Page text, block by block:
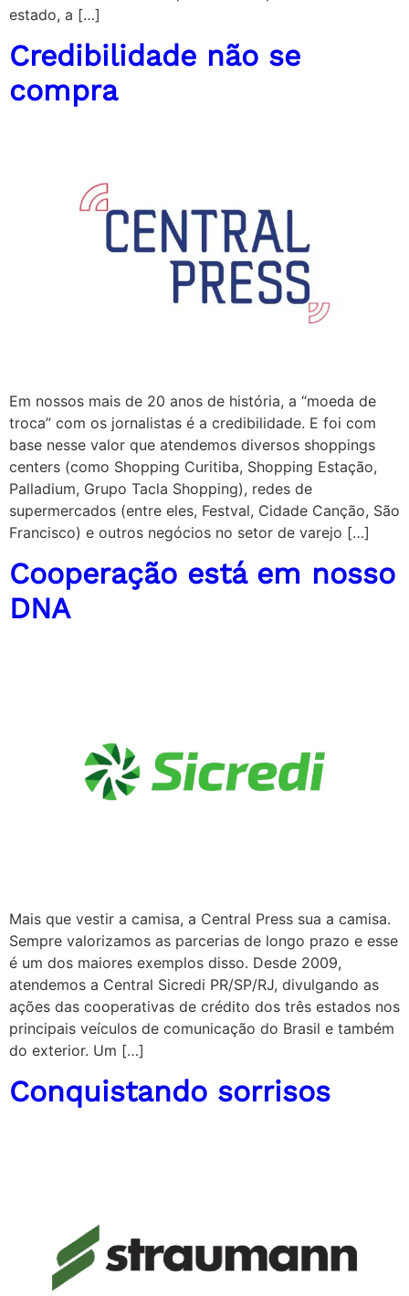
estado, a […]
Credibilidade não se
compra
Em nossos mais de 20 anos de história, a “moeda de
troca” com os jornalistas é a credibilidade. E foi com
base nesse valor que atendemos diversos shoppings
centers (como Shopping Curitiba, Shopping Estação,
Palladium, Grupo Tacla Shopping), redes de
supermercados (entre eles, Festval, Cidade Canção, São
Francisco) e outros negócios no setor de varejo […]
Cooperação está em nosso
DNA
Mais que vestir a camisa, a Central Press sua a camisa.
Sempre valorizamos as parcerias de longo prazo e esse
é um dos maiores exemplos disso. Desde 2009,
atendemos a Central Sicredi PR/SP/RJ, divulgando as
ações das cooperativas de crédito dos três estados nos
principais veículos de comunicação do Brasil e também
do exterior. Um […]
Conquistando sorrisos